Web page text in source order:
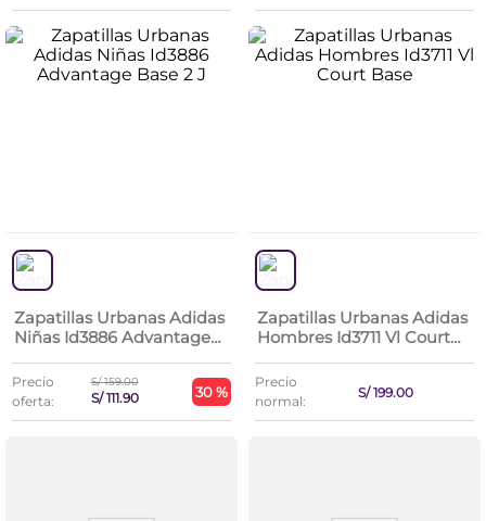
Zapatillas Urbanas Adidas
Niñas Id3886 Advantage
Precio
oferta:
S/ 111.90
S/ 159.00
30 %
Zapatillas Urbanas Adidas
Hombres Id3711 Vl Court
Precio
normal:
S/ 199.00